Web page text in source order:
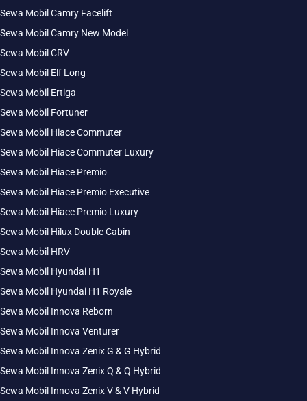
Sewa Mobil Camry Facelift
Sewa Mobil Camry New Model
Sewa Mobil CRV
Sewa Mobil Elf Long
Sewa Mobil Ertiga
Sewa Mobil Fortuner
Sewa Mobil Hiace Commuter
Sewa Mobil Hiace Commuter Luxury
Sewa Mobil Hiace Premio
Sewa Mobil Hiace Premio Executive
Sewa Mobil Hiace Premio Luxury
Sewa Mobil Hilux Double Cabin
Sewa Mobil HRV
Sewa Mobil Hyundai H1
Sewa Mobil Hyundai H1 Royale
Sewa Mobil Innova Reborn
Sewa Mobil Innova Venturer
Sewa Mobil Innova Zenix G & G Hybrid
Sewa Mobil Innova Zenix Q & Q Hybrid
Sewa Mobil Innova Zenix V & V Hybrid